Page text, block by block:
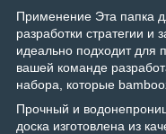
Применение Эта папка
разработки стратегии
идеально подходит для
вашей команде
набора, которые
Прочный и
доска изготовлена из